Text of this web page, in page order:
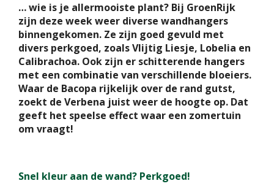
… wie is je allermooiste plant? Bij GroenRijk
zijn deze week weer diverse wandhangers
binnengekomen. Ze zijn goed gevuld met
divers perkgoed, zoals Vlijtig Liesje, Lobelia en
Calibrachoa. Ook zijn er schitterende hangers
met een combinatie van verschillende bloeiers.
Waar de Bacopa rijkelijk over de rand gutst,
zoekt de Verbena juist weer de hoogte op. Dat
geeft het speelse effect waar een zomertuin
om vraagt!
Snel kleur aan de wand? Perkgoed!